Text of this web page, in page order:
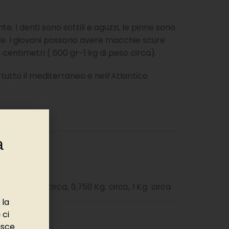
I denti sono sottili e aguzzi, le pinne sono
I giovani possono avere macchie scure
centimetri ( 600 gr-1 kg di peso circa).
il mediterraneo e nell’Atlantico
0,500 Kg. circa, 0,750 Kg. circa, 1 Kg. circa
ci